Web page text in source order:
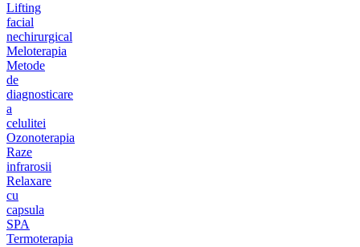
Lifting
facial
nechirurgical
Meloterapia
Metode
de
diagnosticare
a
celulitei
Ozonoterapia
Raze
infrarosii
Relaxare
cu
capsula
SPA
Termoterapia